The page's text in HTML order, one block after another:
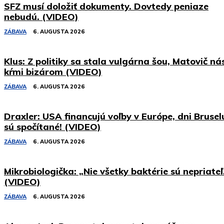
SFZ musí doložiť dokumenty. Dovtedy peniaze
nebudú. (VIDEO)
ZÁBAVA 6. AUGUSTA 2026
Klus: Z politiky sa stala vulgárna šou, Matovič
kŕmi bizárom (VIDEO)
ZÁBAVA 6. AUGUSTA 2026
Draxler: USA financujú voľby v Európe, dni
sú spočítané! (VIDEO)
ZÁBAVA 6. AUGUSTA 2026
Mikrobiologička: „Nie všetky baktérie sú
(VIDEO)
ZÁBAVA 6. AUGUSTA 2026